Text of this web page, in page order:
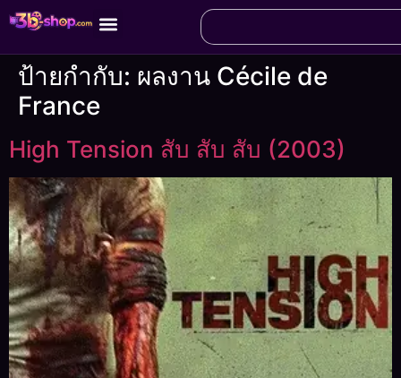
ป้ายกำกับ: ผลงาน Cécile de
France
High Tension สับ สับ สับ (2003)